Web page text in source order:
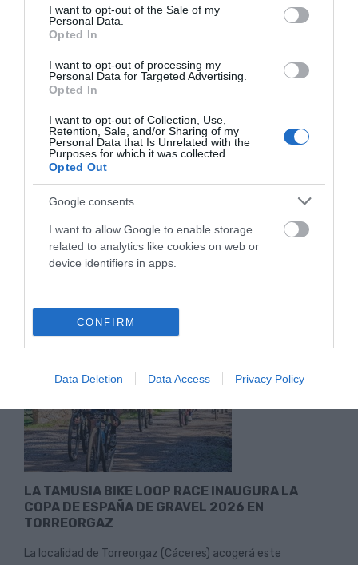
consent section.
I want to opt-out of the Sale of my
Personal Data.
Opted In
I want to opt-out of processing my
Personal Data for Targeted Advertising.
Opted In
I want to opt-out of Collection, Use,
Retention, Sale, and/or Sharing of my
Personal Data that Is Unrelated with the
Purposes for which it was collected.
Opted Out
Google consents
I want to allow Google to enable storage
related to analytics like cookies on web or
device identifiers in apps.
CONFIRM
Data Deletion Data Access Privacy Policy
TAMUSIA BIKE LOOP RACE 2026 ABRIÓ LA COPA
DE ESPAÑA GRAVEL 2026 EN TORREORGAZ
La Tamusia Bike Loop Race inauguró la Copa de España
Gravel 2026 en Torreorgaz con gran participación y
espectáculo...
LA TAMUSIA BIKE LOOP RACE INAUGURA LA
COPA DE ESPAÑA DE GRAVEL 2026 EN
TORREORGAZ
La localidad de Torreorgaz (Cáceres) acogerá este